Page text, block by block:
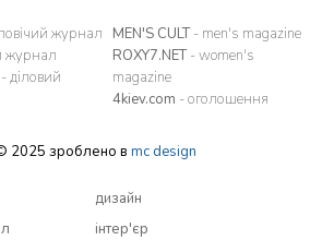
журнал
журнал
- діловий
MEN'S CULT- men's magazine
ROXY7.NET- women's
magazine
4kiev.com - оголошення
2025 зроблено в mc design
дизайн
інтер'єр